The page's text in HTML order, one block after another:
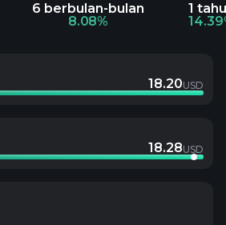
6 berbulan-bulan
8.08%
1
18.20USD
18.28USD